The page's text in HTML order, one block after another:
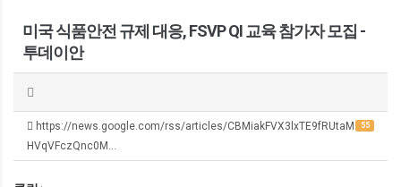
미국 식품안전 규제 대응, FSVP QI 교육 참가자 모집 -
투데이안
55
https://news.google.com/rss/articles/CBMiakFVX3lxTE9fRUtaM
HVqVFczQnc0M…